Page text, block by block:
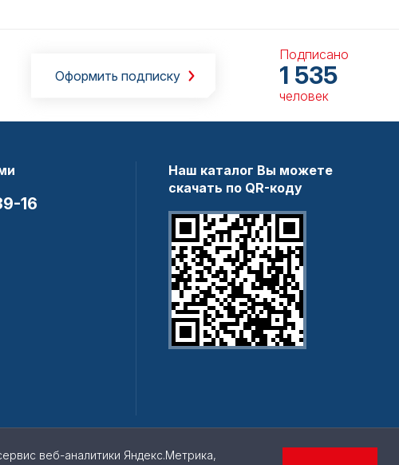
Оформить подписку
Подписано
1 535
человек
16
Наш каталог Вы можете
скачать по QR-коду
веб-аналитики Яндекс.Метрика,